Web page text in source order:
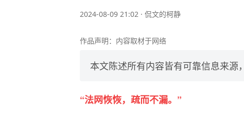
2024-08-09 21:02 · 侃文的柯静
作品声明：内容取材于网络
本文陈述所有内容皆有可靠信息来源
“法网恢恢，疏而不漏。”